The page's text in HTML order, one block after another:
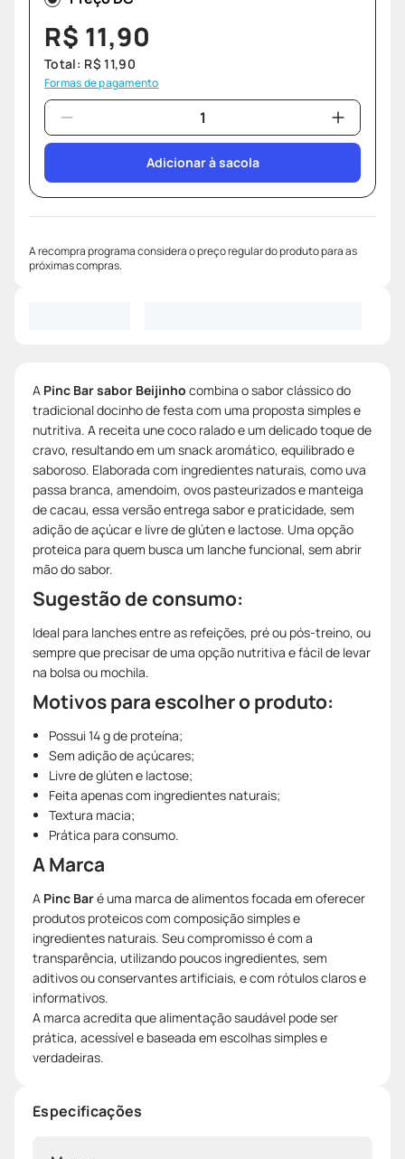
R$ 11,90
Total: R$ 11,90
Formas de pagamento
Adicionar à sacola
A recompra programa considera o preço regular do produto para as
próximas compras.
A Pinc Bar sabor Beijinho combina o sabor clássico do
tradicional docinho de festa com uma proposta simples e
nutritiva. A receita une coco ralado e um delicado toque de
cravo, resultando em um snack aromático, equilibrado e
saboroso. Elaborada com ingredientes naturais, como uva
passa branca, amendoim, ovos pasteurizados e manteiga
de cacau, essa versão entrega sabor e praticidade, sem
adição de açúcar e livre de glúten e lactose. Uma opção
proteica para quem busca um lanche funcional, sem abrir
mão do sabor.
Sugestão de consumo:
Ideal para lanches entre as refeições, pré ou pós-treino, ou
sempre que precisar de uma opção nutritiva e fácil de levar
na bolsa ou mochila.
Motivos para escolher o produto:
Possui 14 g de proteína;
Sem adição de açúcares;
Livre de glúten e lactose;
Feita apenas com ingredientes naturais;
Textura macia;
Prática para consumo.
A Marca
A Pinc Baré uma marca de alimentos focada em oferecer
produtos proteicos com composição simples e
ingredientes naturais. Seu compromisso é com a
transparência, utilizando poucos ingredientes, sem
aditivos ou conservantes artificiais, e com rótulos claros e
informativos.
A marca acredita que alimentação saudável pode ser
prática, acessível e baseada em escolhas simples e
verdadeiras.
Especificações